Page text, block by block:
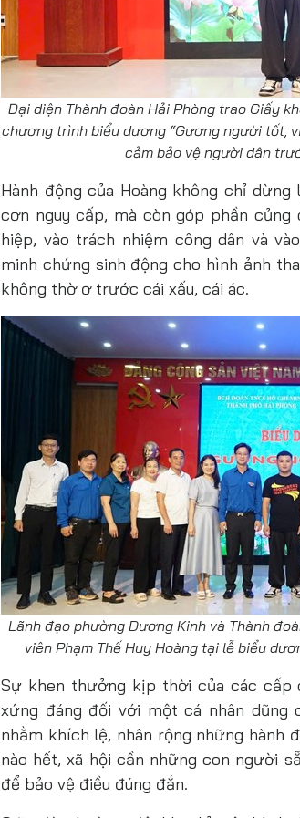
Đại diện Thành đoàn Hải Phòng trao Giấy
chương trình biểu dương “Gương người tốt,
cảm bảo vệ người dân
Hành động của Hoàng không chỉ
cơn nguy cấp, mà còn góp phần
hiệp, vào trách nhiệm công dân và
minh chứng sinh động cho hình ảnh
không thờ ơ trước cái xấu, cái ác.
Lãnh đạo phường Dương Kinh và Thành
viên Phạm Thế Huy Hoàng tại lễ biểu
Sự khen thưởng kịp thời của các cấp
xứng đáng đối với một cá nhân dũng
nhằm khích lệ, nhân rộng những hành
nào hết, xã hội cần những con người
để bảo vệ điều đúng đắn.